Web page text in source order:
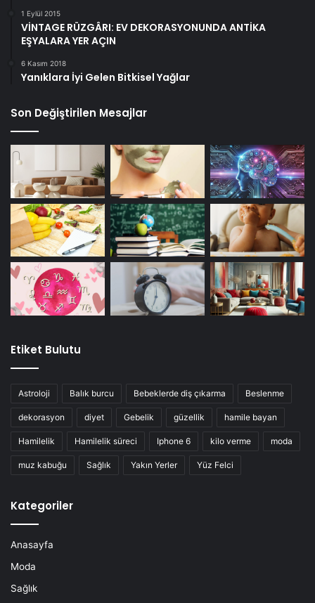
1 Eylül 2015
VİNTAGE RÜZGÂRI: EV DEKORASYONUNDA ANTİKA
EŞYALARA YER AÇIN
6 Kasım 2018
Yanıklara İyi Gelen Bitkisel Yağlar
Son Değiştirilen Mesajlar
Etiket Bulutu
Astroloji Balık burcu Bebeklerde diş çıkarma Beslenme
dekorasyon diyet Gebelik güzellik hamile bayan
Hamilelik Hamilelik süreci Iphone 6 kilo verme moda
muz kabuğu Sağlık Yakın Yerler Yüz Felci
Kategoriler
Anasayfa
Moda
Sağlık